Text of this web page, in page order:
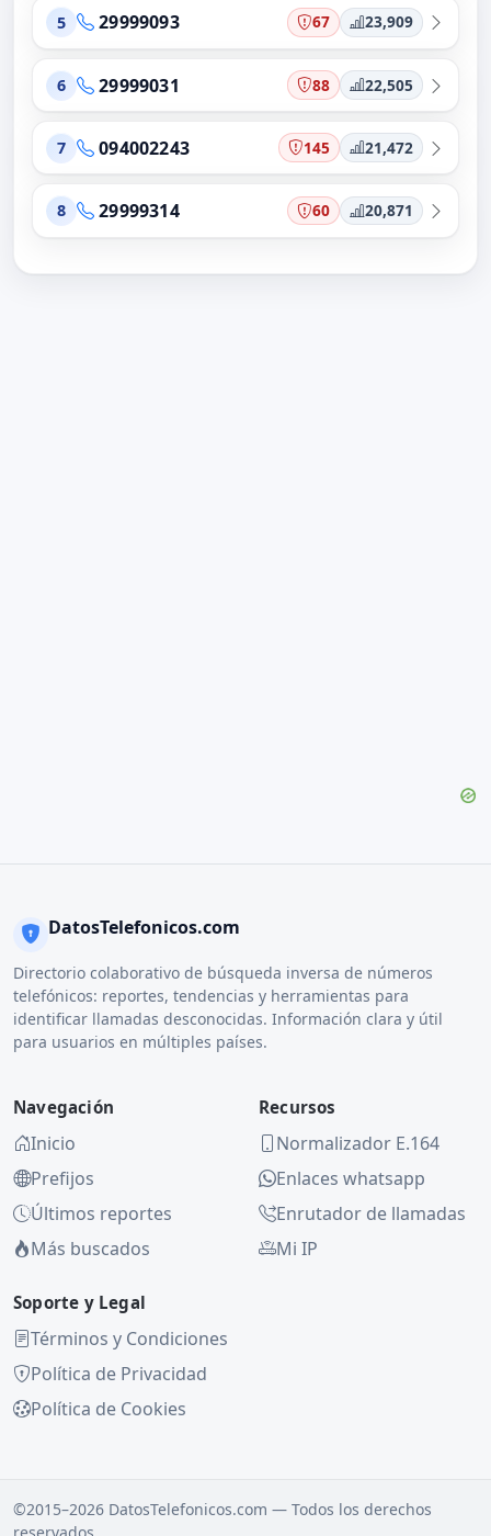
5 29999093 67 23,909
6 29999031 88 22,505
7 094002243 145 21,472
8 29999314 60 20,871
DatosTelefonicos.com
Directorio colaborativo de búsqueda inversa de números
telefónicos: reportes, tendencias y herramientas para
identificar llamadas desconocidas. Información clara y útil
para usuarios en múltiples países.
Navegación
Inicio
Prefijos
Últimos reportes
Más buscados
Recursos
Normalizador E.164
Enlaces whatsapp
Enrutador de llamadas
Mi IP
Soporte y Legal
Términos y Condiciones
Política de Privacidad
Política de Cookies
©2015–2026 DatosTelefonicos.com — Todos los derechos
reservados.